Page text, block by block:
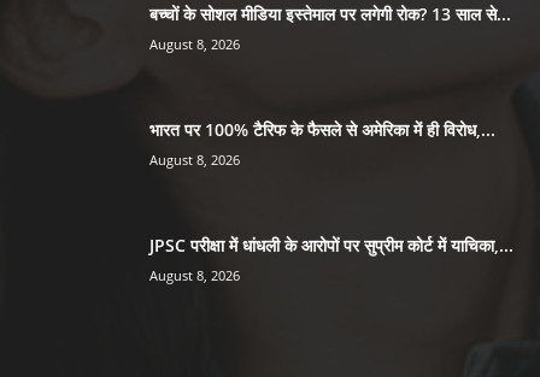
बच्चों के सोशल मीडिया इस्तेमाल पर लगेगी रोक? 13 साल से...
August 8, 2026
भारत पर 100% टैरिफ के फैसले से अमेरिका में ही विरोध,...
August 8, 2026
JPSC परीक्षा में धांधली के आरोपों पर सुप्रीम कोर्ट में याचिका,...
August 8, 2026